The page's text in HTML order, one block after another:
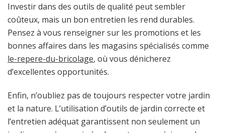
Investir dans des outils de qualité peut sembler
coûteux, mais un bon entretien les rend durables.
Pensez à vous renseigner sur les promotions et les
bonnes affaires dans les magasins spécialisés comme
le-repere-du-bricolage, où vous dénicherez
d’excellentes opportunités.
Enfin, n’oubliez pas de toujours respecter votre jardin
et la nature. L’utilisation d’outils de jardin correcte et
l’entretien adéquat garantissent non seulement un